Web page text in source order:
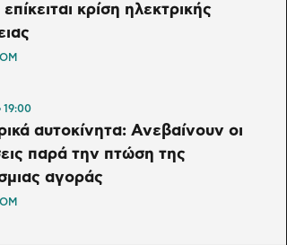
κρίση ηλεκτρικής
19:00
αυτοκίνητα: Ανεβαίνουν οι
παρά την πτώση της
αγοράς